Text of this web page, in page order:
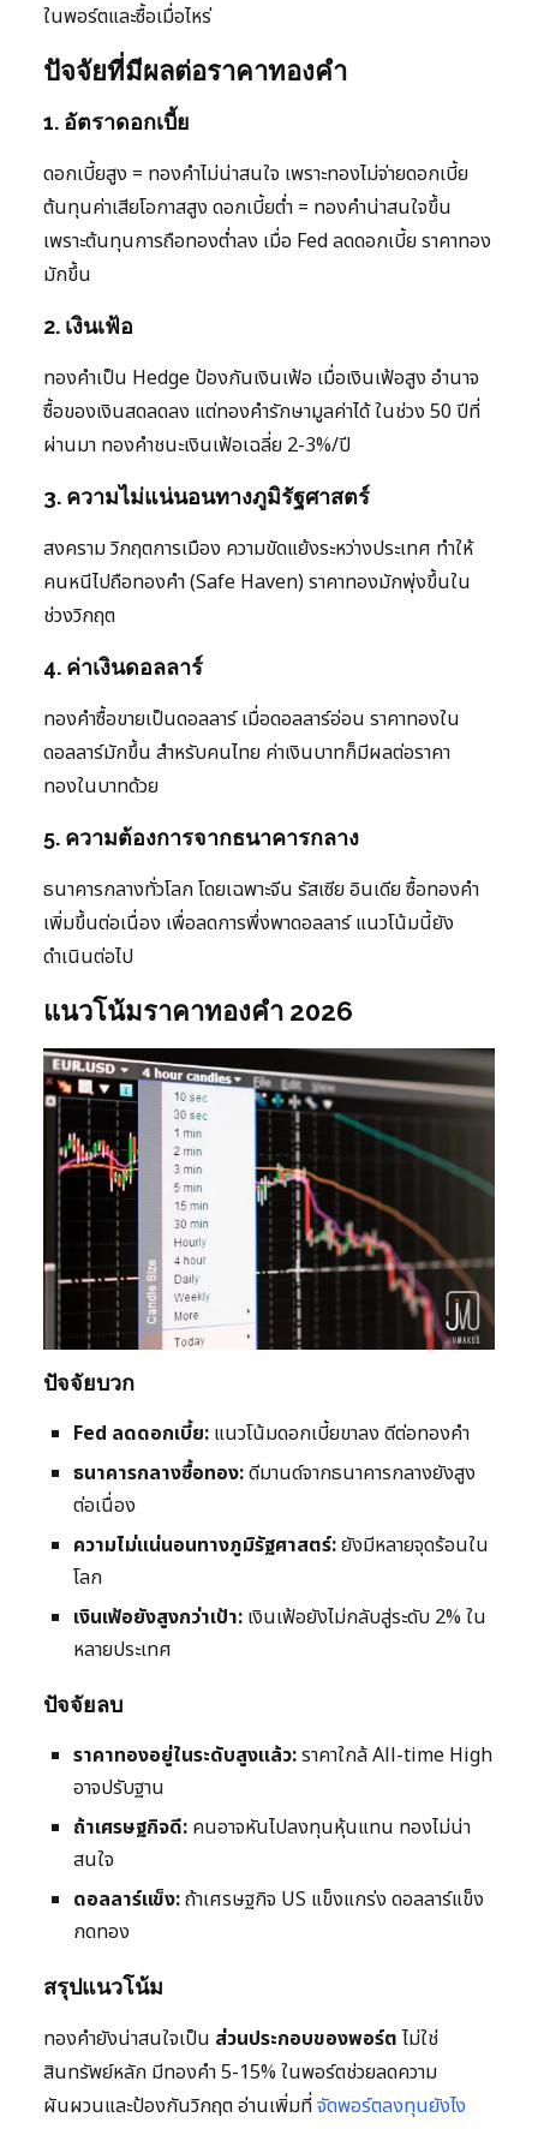
ในพอร์ตและซื้อเมื่อไหร่
ปัจจัยที่มีผลต่อราคาทองคำ
1. อัตราดอกเบี้ย
ดอกเบี้ยสูง = ทองคำไม่น่าสนใจ เพราะทองไม่จ่ายดอกเบี้ย
ต้นทุนค่าเสียโอกาสสูง ดอกเบี้ยต่ำ = ทองคำน่าสนใจขึ้น
เพราะต้นทุนการถือทองต่ำลง เมื่อ Fed ลดดอกเบี้ย ราคาทอง
มักขึ้น
2. เงินเฟ้อ
ทองคำเป็น Hedge ป้องกันเงินเฟ้อ เมื่อเงินเฟ้อสูง อำนาจ
ซื้อของเงินสดลดลง แต่ทองคำรักษามูลค่าได้ ในช่วง 50 ปีที่
ผ่านมา ทองคำชนะเงินเฟ้อเฉลี่ย 2-3%/ปี
3. ความไม่แน่นอนทางภูมิรัฐศาสตร์
สงคราม วิกฤตการเมือง ความขัดแย้งระหว่างประเทศ ทำให้
คนหนีไปถือทองคำ (Safe Haven) ราคาทองมักพุ่งขึ้นใน
ช่วงวิกฤต
4. ค่าเงินดอลลาร์
ทองคำซื้อขายเป็นดอลลาร์ เมื่อดอลลาร์อ่อน ราคาทองใน
ดอลลาร์มักขึ้น สำหรับคนไทย ค่าเงินบาทก็มีผลต่อราคา
ทองในบาทด้วย
5. ความต้องการจากธนาคารกลาง
ธนาคารกลางทั่วโลก โดยเฉพาะจีน รัสเซีย อินเดีย ซื้อทองคำ
เพิ่มขึ้นต่อเนื่อง เพื่อลดการพึ่งพาดอลลาร์ แนวโน้มนี้ยัง
ดำเนินต่อไป
แนวโน้มราคาทองคำ 2026
ปัจจัยบวก
Fed ลดดอกเบี้ย: แนวโน้มดอกเบี้ยขาลง ดีต่อทองคำ
ธนาคารกลางซื้อทอง:ดีมานด์จากธนาคารกลางยังสูง
ต่อเนื่อง
ความไม่แน่นอนทางภูมิรัฐศาสตร์:ยังมีหลายจุดร้อนใน
โลก
เงินเฟ้อยังสูงกว่าเป้า: เงินเฟ้อยังไม่กลับสู่ระดับ 2% ใน
หลายประเทศ
ปัจจัยลบ
ราคาทองอยู่ในระดับสูงแล้ว:ราคาใกล้ All-time High
อาจปรับฐาน
ถ้าเศรษฐกิจดี: คนอาจหันไปลงทุนหุ้นแทน ทองไม่น่า
สนใจ
ดอลลาร์แข็ง:ถ้าเศรษฐกิจ US แข็งแกร่ง ดอลลาร์แข็ง
กดทอง
สรุปแนวโน้ม
ทองคำยังน่าสนใจเป็น ส่วนประกอบของพอร์ต ไม่ใช่
สินทรัพย์หลัก มีทองคำ 5-15% ในพอร์ตช่วยลดความ
ผันผวนและป้องกันวิกฤต อ่านเพิ่มที่จัดพอร์ตลงทุนยังไง